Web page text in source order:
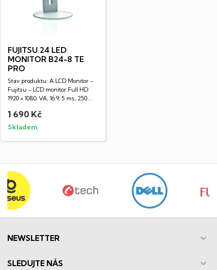
FUJITSU 24 LED
MONITOR B24-8 TE
PRO
Stav produktu: A LCD Monitor -
Fujitsu - LCD monitor Full HD
1920 × 1080, VA, 16:9, 5 ms, 250...
1 690 Kč
Skladem
NEWSLETTER 
SLEDUJTE NÁS 